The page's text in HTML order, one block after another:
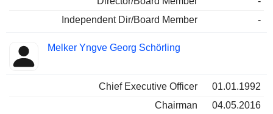
Independent Dir/Board Member
-
Melker Yngve Georg Schörling
Chief Executive Officer
01.01.1992
Chairman
04.05.2016